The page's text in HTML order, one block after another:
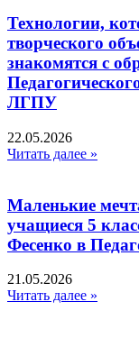
Технологии,
творческого
знакомятся с
ЛГПУ
22.05.2026
Читать далее »
Маленькие
учащиеся 5
Фесенко в
21.05.2026
Читать далее »